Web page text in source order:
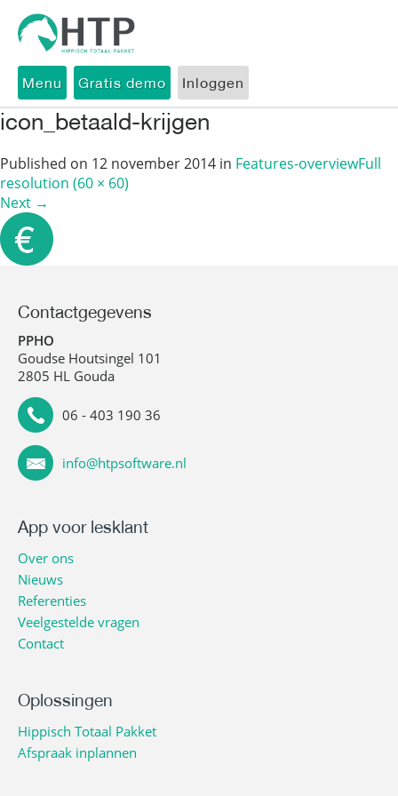
Menu Gratis demo Inloggen
icon_betaald-krijgen
Published on 12 november 2014 in Features-overviewFull
resolution (60 × 60)
Next →
Contactgegevens
PPHO
Goudse Houtsingel 101
2805 HL Gouda
06 - 403 190 36
info@htpsoftware.nl
App voor lesklant
Over ons
Nieuws
Referenties
Veelgestelde vragen
Contact
Oplossingen
Hippisch Totaal Pakket
Afspraak inplannen